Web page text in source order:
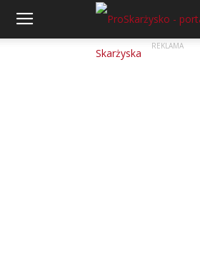
REKLAMA